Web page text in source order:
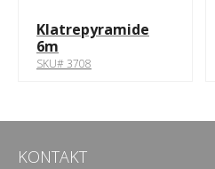
Klatrepyramide
6m
SKU# 3708
KONTAKT